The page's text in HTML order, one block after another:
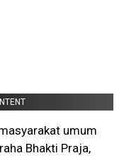
umum
Bhakti Praja,